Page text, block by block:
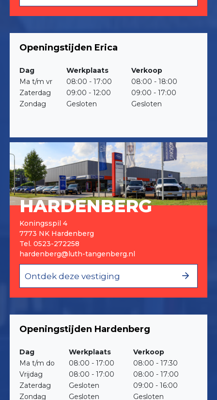
Openingstijden Erica
Dag Werkplaats
Verkoop
Ma t/m vr
08:00 - 17:00
08:00 - 18:00
Zaterdag
09:00 - 12:00
09:00 - 17:00
Zondag
Gesloten Gesloten
HARDENBERG
Koningsspil 4
7773 NK Hardenberg
Tel. 0523-272258
hardenberg@luth-tangenberg.nl
Ontdek deze vestiging
Openingstijden Hardenberg
Dag Werkplaats
Verkoop
Ma t/m do
08:00 - 17:00
08:00 - 17:30
Vrijdag
08:00 - 17:00
08:00 - 17:00
Zaterdag
Gesloten
09:00 - 16:00
Zondag
Gesloten Gesloten